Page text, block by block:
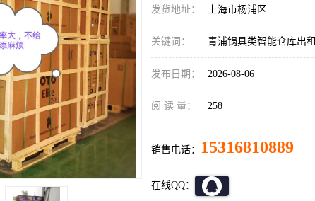
发货地址： 上海市杨浦区
关键词： 青浦锅具类智能仓库出租
发布日期： 2026-08-06
阅 读 量： 258
销售电话： 15316810889
在线QQ：